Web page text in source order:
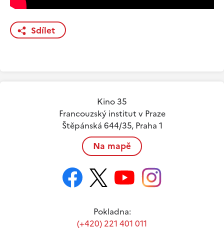
Sdílet
Kino 35
Francouzský institut v Praze
Štěpánská 644/35, Praha 1
Na mapě
Pokladna:
(+420) 221 401 011